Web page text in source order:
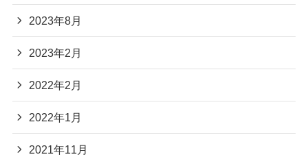
2023年8月
2023年2月
2022年2月
2022年1月
2021年11月